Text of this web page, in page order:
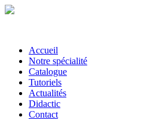
Accueil
Notre spécialité
Catalogue
Tutoriels
Actualités
Didactic
Contact